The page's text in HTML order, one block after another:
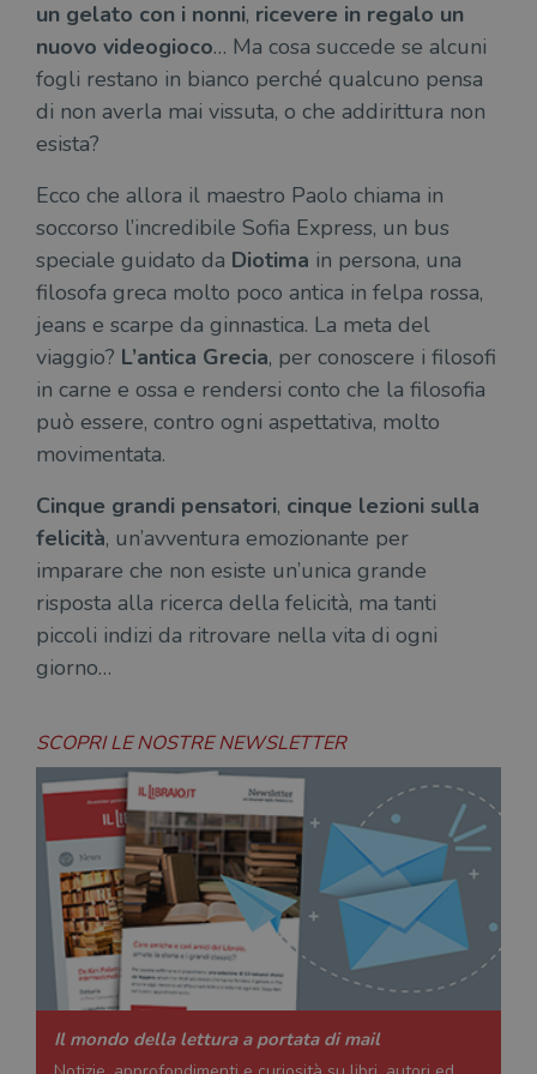
un gelato con i nonni, ricevere in regalo un
nuovo videogioco… Ma cosa succede se alcuni
fogli restano in bianco perché qualcuno pensa
di non averla mai vissuta, o che addirittura non
esista?
Ecco che allora il maestro Paolo chiama in
soccorso l’incredibile Sofia Express, un bus
speciale guidato da Diotima in persona, una
filosofa greca molto poco antica in felpa rossa,
jeans e scarpe da ginnastica. La meta del
viaggio? L’antica Grecia, per conoscere i filosofi
in carne e ossa e rendersi conto che la filosofia
può essere, contro ogni aspettativa, molto
movimentata.
Cinque grandi pensatori, cinque lezioni sulla
felicità, un’avventura emozionante per
imparare che non esiste un’unica grande
risposta alla ricerca della felicità, ma tanti
piccoli indizi da ritrovare nella vita di ogni
giorno…
SCOPRI LE NOSTRE NEWSLETTER
Il mondo della lettura a portata di mail
wordpress_test_cookie
Automattic
.illibraio.it
Sessione
wordpress_sec_[hash]
.illibraio.it Sessione
wordpress_logged_in_[hash]
.illibraio.it Sessione
msToken
.tiktok.com
settimana
3 giorni